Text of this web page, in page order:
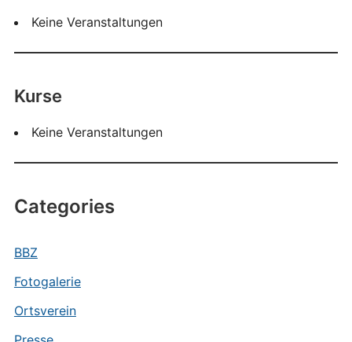
Keine Veranstaltungen
Kurse
Keine Veranstaltungen
Categories
BBZ
Fotogalerie
Ortsverein